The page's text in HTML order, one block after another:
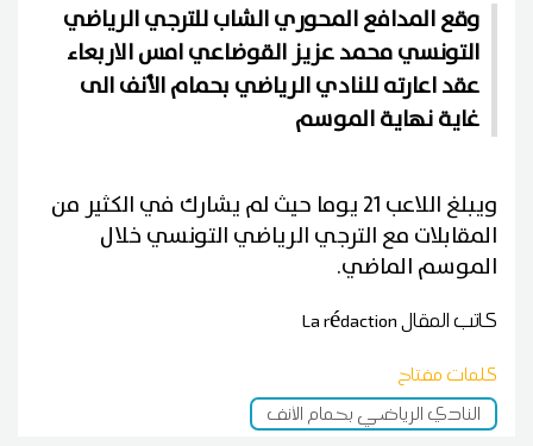
وقع المدافع المحوري الشاب للترجي الرياضي
التونسي محمد عزيز القوضاعي امس الاربعاء
عقد اعارته للنادي الرياضي بحمام الأنف الى
غاية نهاية الموسم
ويبلغ اللاعب 21 يوما حيث لم يشارك في الكثير من
المقابلات مع الترجي الرياضي التونسي خلال
الموسم الماضي.
كاتب المقالLa rédaction
كلمات مفتاح
النادي الرياضي بحمام الأنف